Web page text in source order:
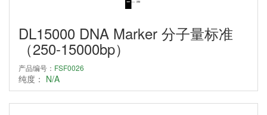
DL15000 DNA Marker 分子量标准
（250-15000bp）
产品编号： FSF0026
纯度： N/A